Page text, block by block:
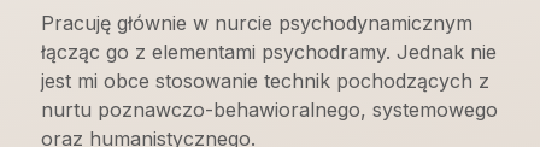
Pracuję głównie w nurcie psychodynamicznym
łącząc go z elementami psychodramy. Jednak nie
jest mi obce stosowanie technik pochodzących z
nurtu poznawczo-behawioralnego, systemowego
oraz humanistycznego.